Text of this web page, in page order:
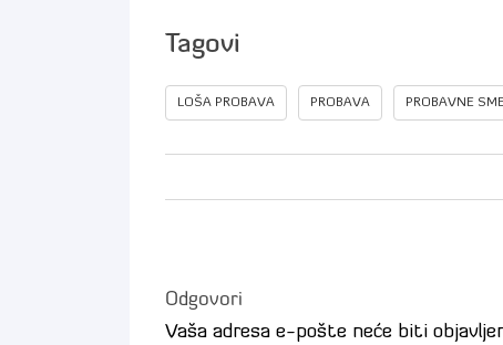
Tagovi
LOŠA PROBAVA PROBAVA PROBAVNE
Odgovori
Vaša adresa e-pošte neće biti